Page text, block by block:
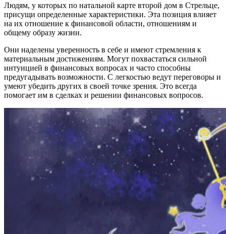
Людям, у которых по натальной карте второй дом в Стрельце,
присущи определенные характеристики. Эта позиция влияет
на их отношение к финансовой области, отношениям и
общему образу жизни.
Они наделены уверенность в себе и имеют стремления к
материальным достижениям. Могут похвастаться сильной
интуицией в финансовых вопросах и часто способны
предугадывать возможности. С легкостью ведут переговоры и
умеют убедить других в своей точке зрения. Это всегда
помогает им в сделках и решении финансовых вопросов.